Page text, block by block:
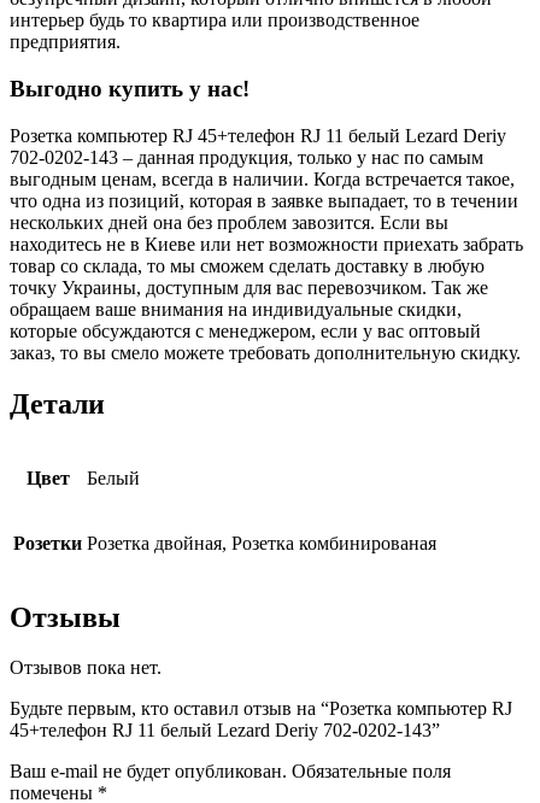
интерьер будь то квартира или производственное
предприятия.
Выгодно купить у нас!
Розетка компьютер RJ 45+телефон RJ 11 белый Lezard Deriy
702-0202-143 – данная продукция, только у нас по самым
выгодным ценам, всегда в наличии. Когда встречается такое,
что одна из позиций, которая в заявке выпадает, то в течении
нескольких дней она без проблем завозится. Если вы
находитесь не в Киеве или нет возможности приехать забрать
товар со склада, то мы сможем сделать доставку в любую
точку Украины, доступным для вас перевозчиком. Так же
обращаем ваше внимания на индивидуальные скидки,
которые обсуждаются с менеджером, если у вас оптовый
заказ, то вы смело можете требовать дополнительную скидку.
Детали
Цвет Белый
Розетки Розетка двойная, Розетка комбинированая
Отзывы
Отзывов пока нет.
Будьте первым, кто оставил отзыв на “Розетка компьютер RJ
45+телефон RJ 11 белый Lezard Deriy 702-0202-143”
Ваш e-mail не будет опубликован. Обязательные поля
помечены *